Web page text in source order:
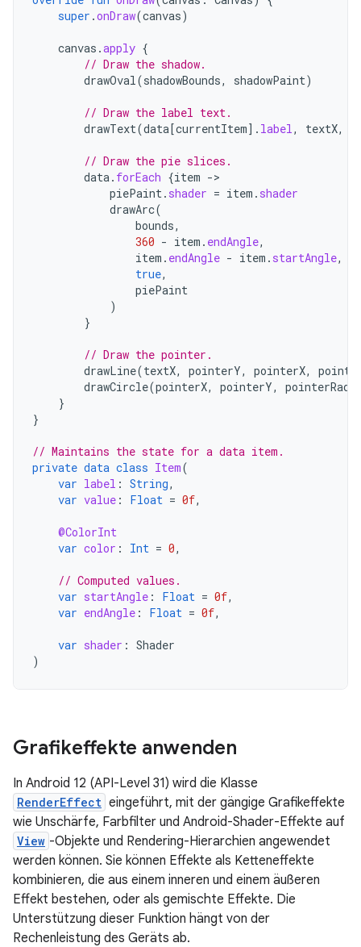
super .onDraw(canvas)
canvas .apply {
// Draw the shadow.
drawOval(shadowBounds, shadowPaint)
// Draw the label text.
drawText(data[currentItem] . label, textX,
// Draw the pie slices.
data. forEach {item -
piePaint. shader = item . shader
drawArc(
bounds,
360 - item . endAngle,
item . endAngle - item . startAngle,
true,
piePaint
)
}
// Draw the pointer.
drawLine(textX, pointerY, pointerX,
drawCircle(pointerX, pointerY,
}
}
// Maintains the state for a data item.
private data class Item(
var label : String,
var value : Float = 0f,
@ColorInt
var color : Int = 0,
// Computed values.
var startAngle : Float = 0f,
var endAngle : Float = 0f,
var shader : Shader
)
Grafikeffekte anwenden
In Android 12 (API-Level 31) wird die Klasse
RenderEffect eingeführt, mit der gängige Grafikeffekte
wie Unschärfe, Farbfilter und Android-Shader-Effekte auf
View -Objekte und Rendering-Hierarchien angewendet
werden können. Sie können Effekte als Ketteneffekte
kombinieren, die aus einem inneren und einem äußeren
Effekt bestehen, oder als gemischte Effekte. Die
Unterstützung dieser Funktion hängt von der
Rechenleistung des Geräts ab.